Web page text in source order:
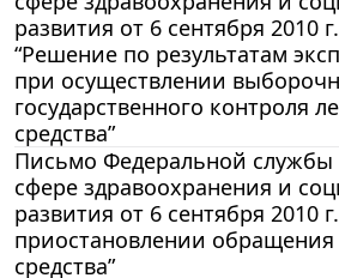
развития от 6 сентября 2010
“Решение по результатам
при осуществлении
государственного контроля
средства”
Письмо Федеральной службы
сфере здравоохранения и
развития от 6 сентября 2010
приостановлении обращения
средства”